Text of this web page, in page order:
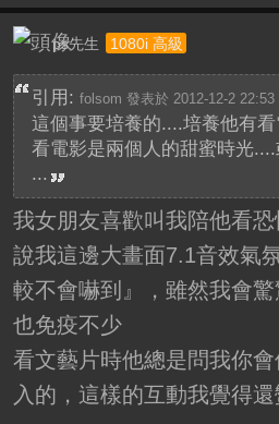
ps先生 1080i 高級
引用: folsom 發表於 2012-12-2 22:53
這個事要培養的....培養他有
看電影是兩個人的甜蜜時光
...
我女朋友喜歡叫我陪他看
說我這邊大畫面7.1音效氣
較不會嚇到』，雖然我會
也免疫不少
看文藝片時他總是問我你
入的，這樣的互動我覺得還